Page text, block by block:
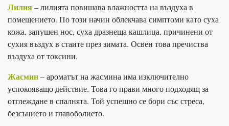
Лилия– лилията повишава влажността на въздуха в
помещението. По този начин облекчава симптоми като суха
кожа, запушен нос, суха дразнеща кашлица, причинени от
сухия въздух в стаите през зимата. Освен това пречиства
въздуха от токсини.
Жасмин– ароматът на жасмина има изключително
успокояващо действие. Това го прави много подходящ за
отглеждане в спалнята. Той успешно се бори със стреса,
безсънието и главоболието.